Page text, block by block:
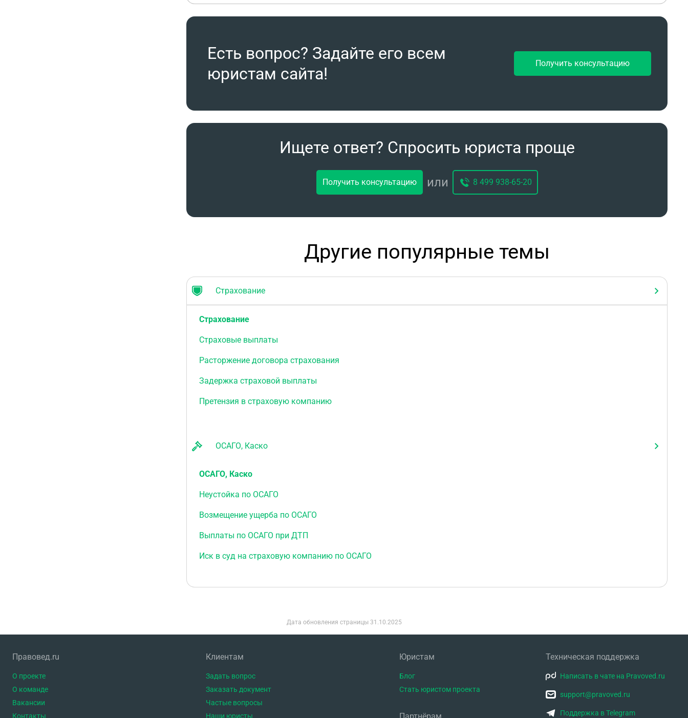
Есть вопрос? Задайте его всем
юристам сайта!
Получить консультацию
Ищете ответ? Спросить юриста проще
Получить консультацию или 8 499 938-65-20
Другие популярные темы
Страхование
Страхование
Страховые выплаты
Расторжение договора страхования
Задержка страховой выплаты
Претензия в страховую компанию
ОСАГО, Каско
ОСАГО, Каско
Неустойка по ОСАГО
Возмещение ущерба по ОСАГО
Выплаты по ОСАГО при ДТП
Иск в суд на страховую компанию по ОСАГО
Дата обновления страницы 31.10.2025
Правовед.ru
О проекте
О команде
Вакансии
Контакты
Клиентам
Задать вопрос
Заказать документ
Частые вопросы
Наши юристы
Юристам
Блог
Стать юристом проекта
Техническая поддержка
Написать в чате на Pravoved.ru
support@pravoved.ru
Поддержка в Telegram